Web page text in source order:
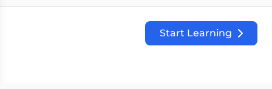
Start Learning